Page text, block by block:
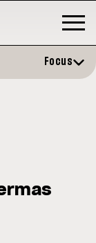
Focus